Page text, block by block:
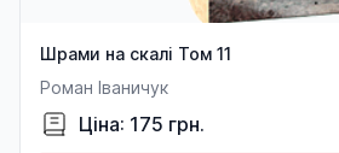
Шрами на скалі Том 11
Роман Іваничук
Ціна: 175 грн.